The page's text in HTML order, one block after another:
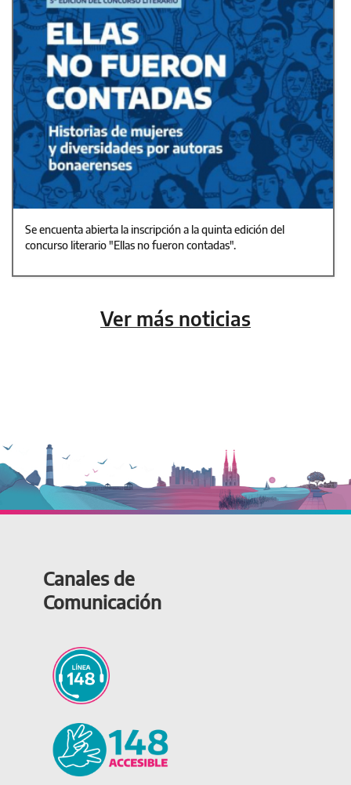
Se encuenta abierta la inscripción a la quinta edición del
concurso literario "Ellas no fueron contadas".
Ver más noticias
Canales de
Comunicación